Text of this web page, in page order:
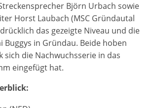
Björn Urbach sowie
Horst Laubach (MSC Gründautal
das gezeigte Niveau und die
Buggys in Gründau. Beide hoben
sich die Nachwuchsserie in das
eingefügt hat.
dienen zur Erhebung von Statistiken zur